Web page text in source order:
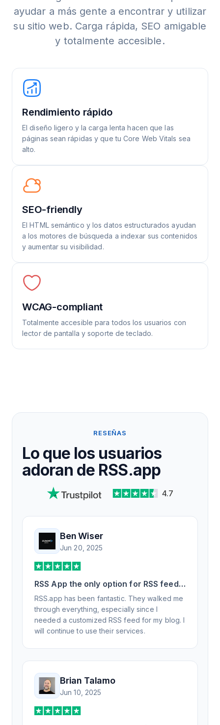
ayudar a más gente a encontrar y utilizar
su sitio web. Carga rápida, SEO amigable
y totalmente accesible.
Rendimiento rápido
El diseño ligero y la carga lenta hacen que las
páginas sean rápidas y que tu Core Web Vitals sea
alto.
SEO-friendly
El HTML semántico y los datos estructurados ayudan
a los motores de búsqueda a indexar sus contenidos
y aumentar su visibilidad.
WCAG-compliant
Totalmente accesible para todos los usuarios con
lector de pantalla y soporte de teclado.
RESEÑAS
Lo que los usuarios
adoran de RSS.app
4.7
Ben Wiser
Jun 20, 2025
RSS App the only option for RSS feed
generation
RSS.app has been fantastic. They walked me
through everything, especially since I
needed a customized RSS feed for my blog. I
will continue to use their services.
Brian Talamo
Jun 10, 2025